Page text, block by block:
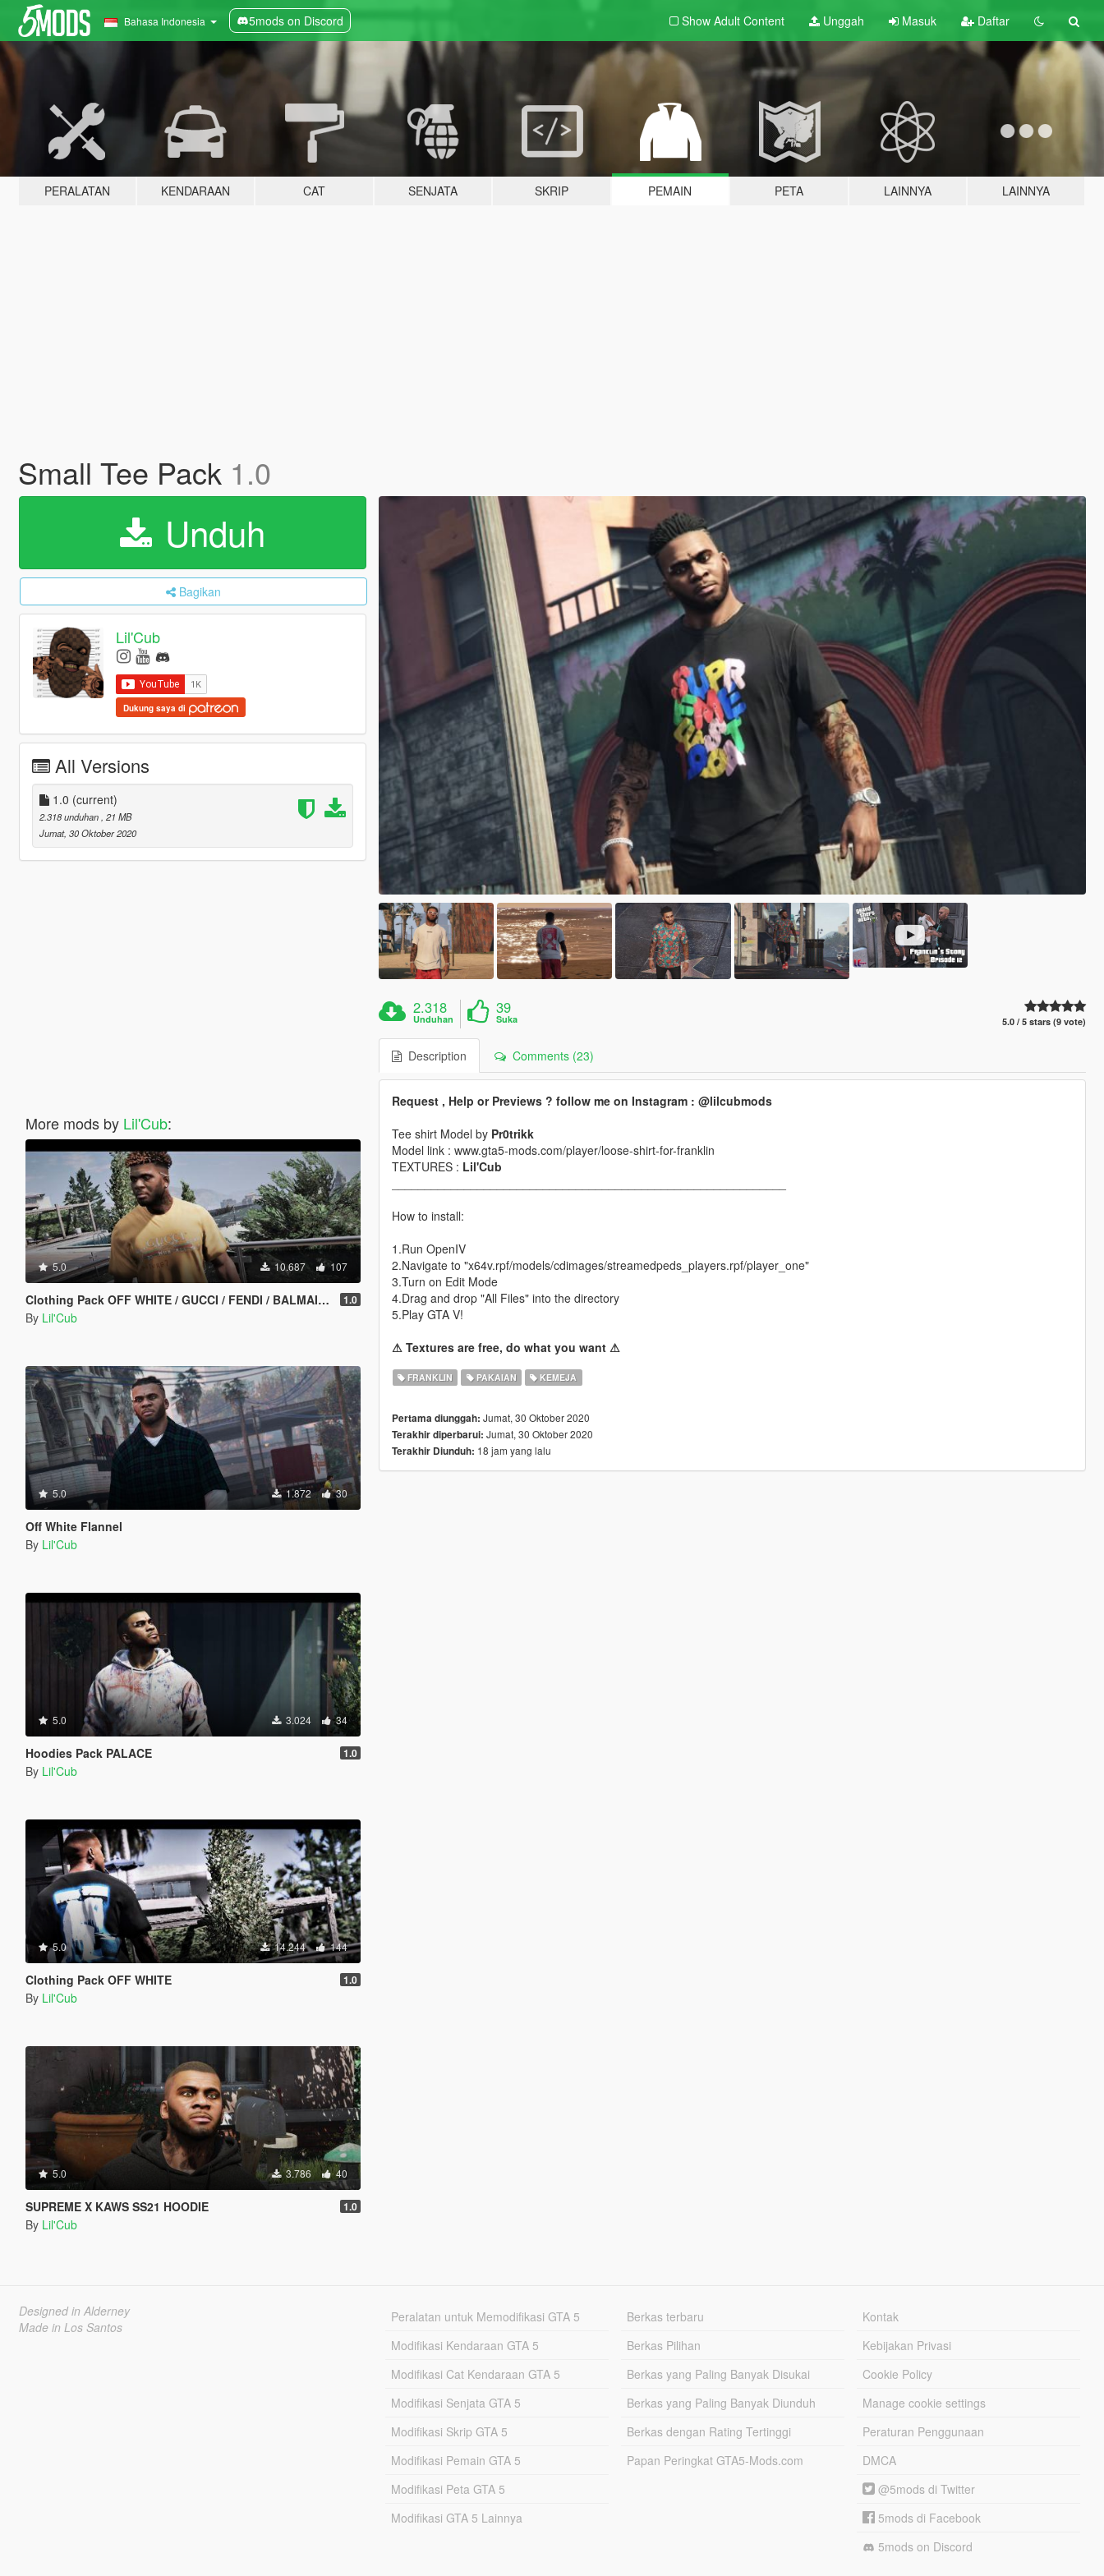
Bahasa Indonesia 5mods on Discord Show Adult Content Unggah Masuk Daftar
PERALATAN KENDARAAN CAT SENJATA SKRIP PEMAIN PETA LAINNYA LAINNYA
Small Tee Pack 1.0
Unduh
Bagikan
Lil'Cub
Dukung saya di
All Versions
1.0 (current)
2.318 unduhan , 21 MB
Jumat, 30 Oktober 2020
More mods by Lil'Cub:
5.0 10.687 107
Clothing Pack OFF WHITE / GUCCI / FENDI / BALMAIN / VERSACE / GNARCOTIC / BALENCIAGA 1.0
By Lil'Cub
5.0 1.872 30
Off White Flannel
By Lil'Cub
5.0 3.024 34
Hoodies Pack PALACE 1.0
By Lil'Cub
5.0 14.244 144
Clothing Pack OFF WHITE 1.0
By Lil'Cub
5.0 3.786 40
SUPREME X KAWS SS21 HOODIE 1.0
By Lil'Cub
2.318
Unduhan
39
Suka 5.0 / 5 stars (9 vote)
Description Comments (23)
Request , Help or Previews ? follow me on Instagram : @lilcubmods
Tee shirt Model by Pr0trikk
Model link : www.gta5-mods.com/player/loose-shirt-for-franklin
TEXTURES : Lil'Cub
How to install:
1.Run OpenIV
2.Navigate to "x64v.rpf/models/cdimages/streamedpeds_players.rpf/player_one"
3.Turn on Edit Mode
4.Drag and drop "All Files" into the directory
5.Play GTA V!
⚠ Textures are free, do what you want ⚠
FRANKLIN PAKAIAN KEMEJA
Pertama diunggah: Jumat, 30 Oktober 2020
Terakhir diperbarui: Jumat, 30 Oktober 2020
Terakhir Diunduh: 18 jam yang lalu
Designed in Alderney
Made in Los Santos
Peralatan untuk Memodifikasi GTA 5
Modifikasi Kendaraan GTA 5
Modifikasi Cat Kendaraan GTA 5
Modifikasi Senjata GTA 5
Modifikasi Skrip GTA 5
Modifikasi Pemain GTA 5
Modifikasi Peta GTA 5
Modifikasi GTA 5 Lainnya
Berkas terbaru
Berkas Pilihan
Berkas yang Paling Banyak Disukai
Berkas yang Paling Banyak Diunduh
Berkas dengan Rating Tertinggi
Papan Peringkat GTA5-Mods.com
Kontak
Kebijakan Privasi
Cookie Policy
Manage cookie settings
Peraturan Penggunaan
DMCA
@5mods di Twitter
5mods di Facebook
5mods on Discord